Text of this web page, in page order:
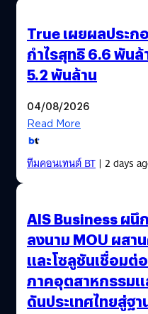
True เผยผลประ
กำไรสุทธิ 6.6 พัน
5.2 พันล้าน
04/08/2026
Read More
ทีมคอนเทนต์ BT| 2 days
AIS Business ผนึ
ลงนาม MOU ผสา
และโซลูชันเชื่อมต่
ภาคอุตสาหกรรม
ดันประเทศไทยสู่ฐ